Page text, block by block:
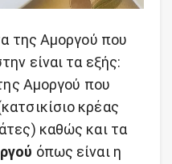
της Αμοργού που
είναι τα εξής:
Αμοργού που
κρέας
καθώς και τα
όπως είναι η